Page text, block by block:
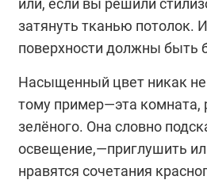
или, если вы решили
затянуть тканью потолок.
поверхности должны быть
Насыщенный цвет никак не
тому пример—эта комната,
зелёного. Она словно
освещение,—приглушить
нравятся сочетания